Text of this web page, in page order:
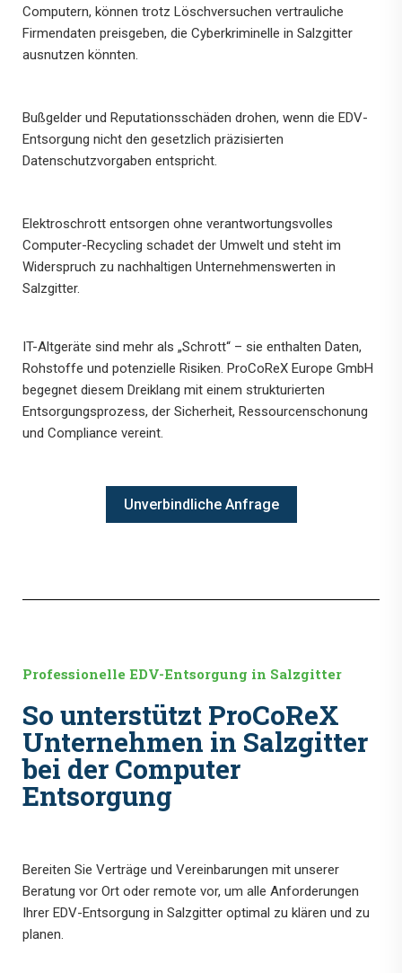
Computern, können trotz Löschversuchen vertrauliche
Firmendaten preisgeben, die Cyberkriminelle in Salzgitter
ausnutzen könnten.
Bußgelder und Reputationsschäden drohen, wenn die EDV-
Entsorgung nicht den gesetzlich präzisierten
Datenschutzvorgaben entspricht.
Elektroschrott entsorgen ohne verantwortungsvolles
Computer-Recycling schadet der Umwelt und steht im
Widerspruch zu nachhaltigen Unternehmenswerten in
Salzgitter.
IT-Altgeräte sind mehr als „Schrott“ – sie enthalten Daten,
Rohstoffe und potenzielle Risiken. ProCoReX Europe GmbH
begegnet diesem Dreiklang mit einem strukturierten
Entsorgungsprozess, der Sicherheit, Ressourcenschonung
und Compliance vereint.
Unverbindliche Anfrage
Professionelle EDV-Entsorgung in Salzgitter
So unterstützt ProCoReX
Unternehmen in Salzgitter
bei der Computer
Entsorgung
Bereiten Sie Verträge und Vereinbarungen mit unserer
Beratung vor Ort oder remote vor, um alle Anforderungen
Ihrer EDV-Entsorgung in Salzgitter optimal zu klären und zu
planen.